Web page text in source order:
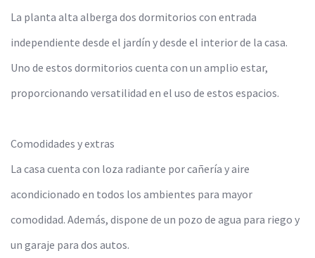
La planta alta alberga dos dormitorios con entrada
independiente desde el jardín y desde el interior de la casa.
Uno de estos dormitorios cuenta con un amplio estar,
proporcionando versatilidad en el uso de estos espacios.
Comodidades y extras
La casa cuenta con loza radiante por cañería y aire
acondicionado en todos los ambientes para mayor
comodidad. Además, dispone de un pozo de agua para riego y
un garaje para dos autos.